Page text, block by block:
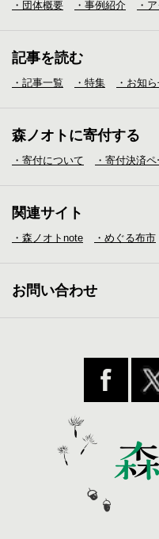
・団体概要 ・事例紹介 ・
記事を読む
・記事一覧 ・特集 ・お知
森ノオトに寄付する
・寄付について ・寄付決済
関連サイト
・森ノオトnote ・めぐる布市
お問い合わせ